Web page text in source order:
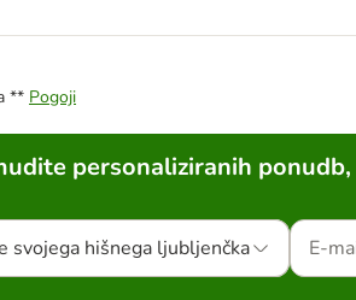
** Pogoji
personaliziranih
svojega hišnega ljubljenčka